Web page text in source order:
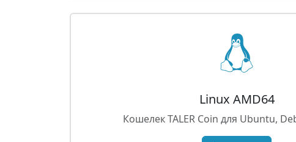
Linux AMD64
Кошелек TALER Coin для Ubuntu,